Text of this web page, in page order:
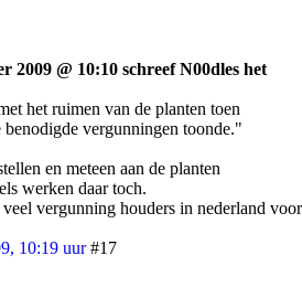
2009 @ 10:10 schreef N00dles het
het ruimen van de planten toen
vergunningen toonde."
en meteen aan de planten
werken daar toch.
vergunning houders in nederland voor
10:19 uur #17